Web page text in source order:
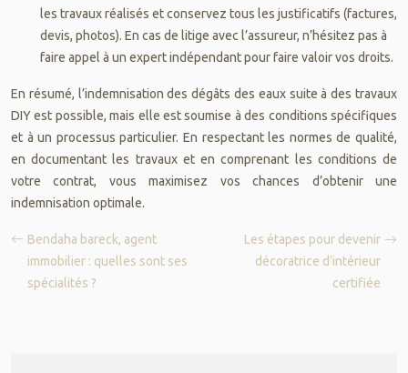
les travaux réalisés et conservez tous les justificatifs (factures,
devis, photos). En cas de litige avec l’assureur, n’hésitez pas à
faire appel à un expert indépendant pour faire valoir vos droits.
En résumé, l’indemnisation des dégâts des eaux suite à des travaux
DIY est possible, mais elle est soumise à des conditions spécifiques
et à un processus particulier. En respectant les normes de qualité,
en documentant les travaux et en comprenant les conditions de
votre contrat, vous maximisez vos chances d’obtenir une
indemnisation optimale.
Bendaha bareck, agent
immobilier : quelles sont ses
spécialités ?
Les étapes pour devenir
décoratrice d’intérieur
certifiée